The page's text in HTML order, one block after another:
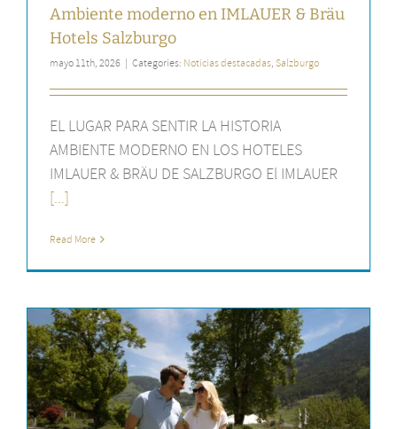
Ambiente moderno en IMLAUER & Bräu
Hotels Salzburgo
mayo 11th, 2026 | Categories: Noticias destacadas, Salzburgo
EL LUGAR PARA SENTIR LA HISTORIA
AMBIENTE MODERNO EN LOS HOTELES
IMLAUER & BRÄU DE SALZBURGO El IMLAUER
[...]
Read More